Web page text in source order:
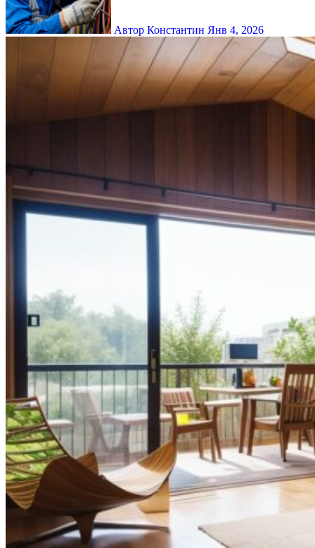
Автор Константин Янв 4, 2026